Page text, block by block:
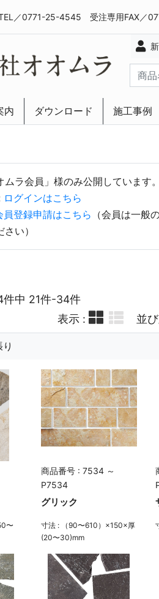
／0771-25-4545 受注専用FAX／
内 ダウンロード 施工事例
ラ会員」様のみ公開しています。
ログインはこちら
員登録申請はこちら
（会員は一般
い）
件中 21件-34件
表示 :
並
〜
商品番号 : 7534 ～
P7534
グリック
寸法 : （90〜610）×150×厚
(20〜30)mm